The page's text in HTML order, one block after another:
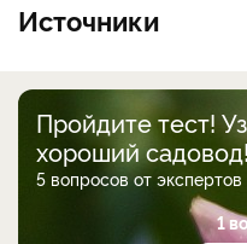
Источники
Пройдите тест!
хороший
5 вопросов от
1